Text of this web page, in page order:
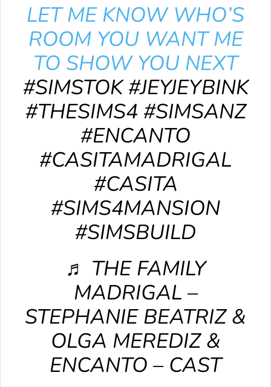
LET ME KNOW WHO’S
ROOM YOU WANT ME
TO SHOW YOU NEXT
#SIMSTOK #JEYJEYBINK
#THESIMS4 #SIMSANZ
#ENCANTO
#CASITAMADRIGAL
#CASITA
#SIMS4MANSION
#SIMSBUILD
♬ THE FAMILY
MADRIGAL –
STEPHANIE BEATRIZ &
OLGA MEREDIZ &
ENCANTO – CAST